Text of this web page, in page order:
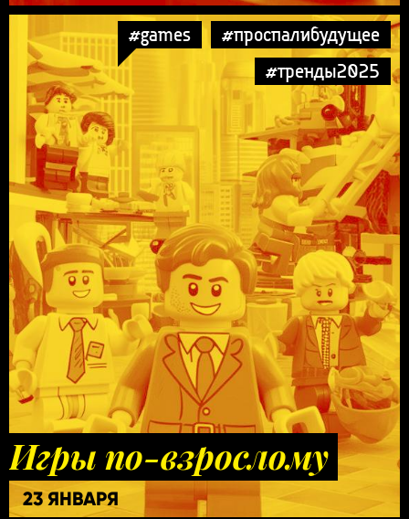
#games
#проспалибудущее
#тренды2025
Игры по-взрослому
23 ЯНВАРЯ